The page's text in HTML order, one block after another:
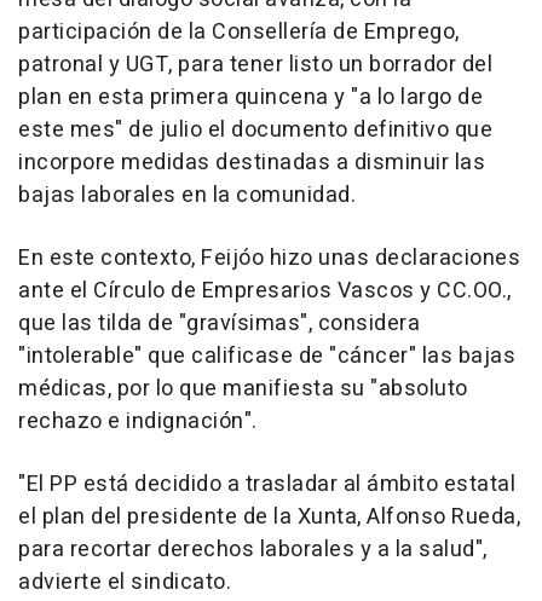
participación de la Consellería de Emprego,
patronal y UGT, para tener listo un borrador del
plan en esta primera quincena y "a lo largo de
este mes" de julio el documento definitivo que
incorpore medidas destinadas a disminuir las
bajas laborales en la comunidad.
En este contexto, Feijóo hizo unas declaraciones
ante el Círculo de Empresarios Vascos y CC.OO.,
que las tilda de "gravísimas", considera
"intolerable" que calificase de "cáncer" las bajas
médicas, por lo que manifiesta su "absoluto
rechazo e indignación".
"El PP está decidido a trasladar al ámbito estatal
el plan del presidente de la Xunta, Alfonso Rueda,
para recortar derechos laborales y a la salud",
advierte el sindicato.